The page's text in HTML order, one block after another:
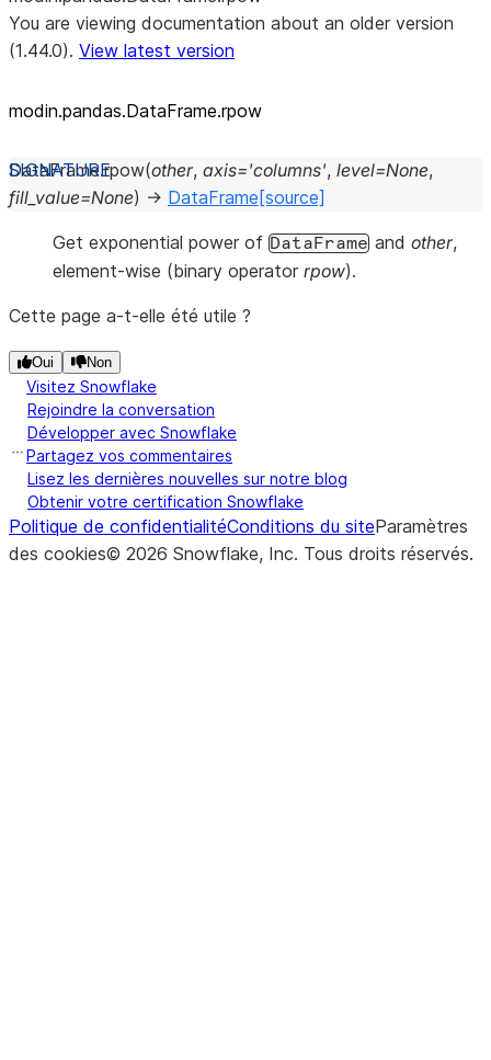
You are viewing documentation about an older version
(1.44.0). View latest version
modin.pandas.DataFrame.rpow
DataFrame.rpow(other, axis='columns', level=None,
fill_value=None) → DataFrame [source]
Get exponential power of DataFrame and other,
element-wise (binary operator rpow).
Cette page a-t-elle été utile ?
Oui Non
Visitez Snowflake
Rejoindre la conversation
Développer avec Snowflake
Partagez vos commentaires
Lisez les dernières nouvelles sur notre blog
Obtenir votre certification Snowflake
Politique de confidentialitéConditions du siteParamètres
des cookies© 2026 Snowflake, Inc. Tous droits réservés.